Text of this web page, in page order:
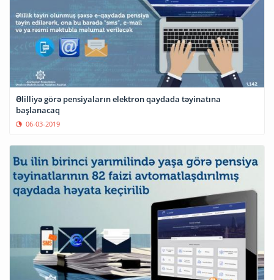
Əlilliyə görə pensiyaların elektron qaydada təyinatına
başlanacaq
06-03-2019